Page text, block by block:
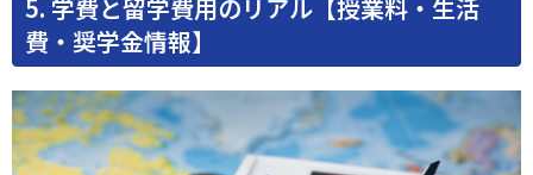
5. 学費と留学費用のリアル【授業料・生活
費・奨学金情報】